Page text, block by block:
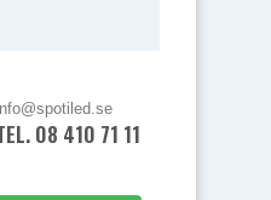
08 410 71 111